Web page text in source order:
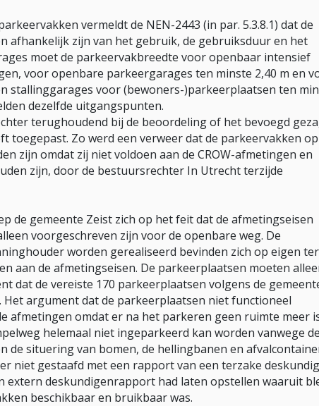
vermeldt de NEN-2443 (in par. 5.3.8.1) dat de
afhankelijk zijn van het gebruik, de gebruiksduur en het
moet de parkeervakbreedte voor openbaar intensief
voor openbare parkeergarages ten minste 2,40 m en
stallinggarages voor (bewoners-)parkeerplaatsen ten
dezelfde uitgangspunten.
terughoudend bij de beoordeling of het bevoegd
toegepast. Zo werd een verweer dat de parkeervakken op
zijn omdat zij niet voldoen aan de CROW-afmetingen en
zijn, door de bestuursrechter In Utrecht terzijde
de gemeente Zeist zich op het feit dat de afmetingseisen
voorgeschreven zijn voor de openbare weg. De
worden gerealiseerd bevinden zich op eigen
aan de afmetingseisen. De parkeerplaatsen moeten
dat de vereiste 170 parkeerplaatsen volgens de
argument dat de parkeerplaatsen niet functioneel
afmetingen omdat er na het parkeren geen ruimte meer
helemaal niet ingeparkeerd kan worden vanwege de
de situering van bomen, de hellingbanen en
niet gestaafd met een rapport van een terzake
extern deskundigenrapport had laten opstellen waaruit
beschikbaar en bruikbaar was.